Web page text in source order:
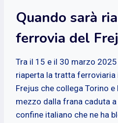
Quando sarà
ferrovia del
Tra il 15 e il 30 marzo
riaperta la tratta ferroviaria
Frejus che collega Torino e
mezzo dalla frana caduta
confine italiano che ne ha